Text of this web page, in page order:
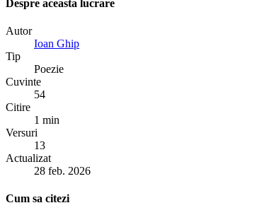
Despre aceasta lucrare
Autor
Ioan Ghip
Tip
Poezie
Cuvinte
54
Citire
1 min
Versuri
13
Actualizat
28 feb. 2026
Cum sa citezi